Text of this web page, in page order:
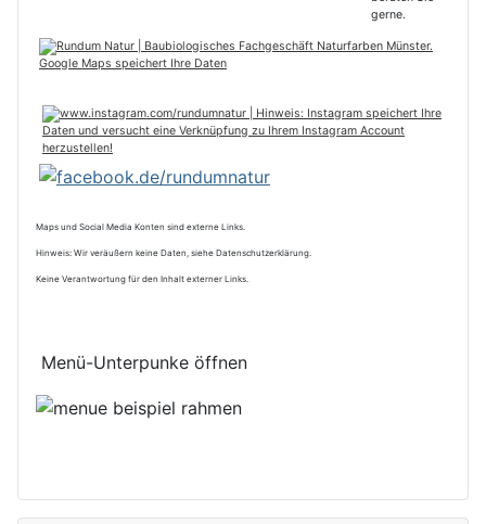
Maps und Social Media Konten sind externe Links.
Hinweis: Wir veräußern keine Daten, siehe Datenschutzerklärung.
Keine Verantwortung für den Inhalt externer Links.
Menü-Unterpunke öffnen